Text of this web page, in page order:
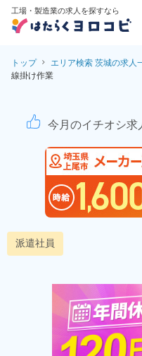
工場・製造業の求人を探すなら
トップ エリア検索 茨城の求人
線掛け作業
製造設備
今月のイチオシ求
派遣社員